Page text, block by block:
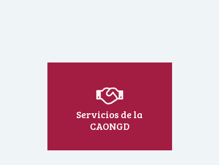
Servicios de la
CAONGD